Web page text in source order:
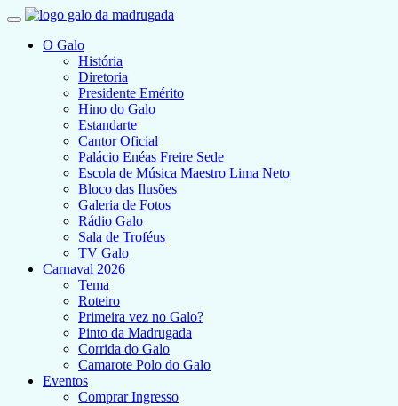
O Galo
História
Diretoria
Presidente Emérito
Hino do Galo
Estandarte
Cantor Oficial
Palácio Enéas Freire Sede
Escola de Música Maestro Lima Neto
Bloco das Ilusões
Galeria de Fotos
Rádio Galo
Sala de Troféus
TV Galo
Carnaval 2026
Tema
Roteiro
Primeira vez no Galo?
Pinto da Madrugada
Corrida do Galo
Camarote Polo do Galo
Eventos
Comprar Ingresso